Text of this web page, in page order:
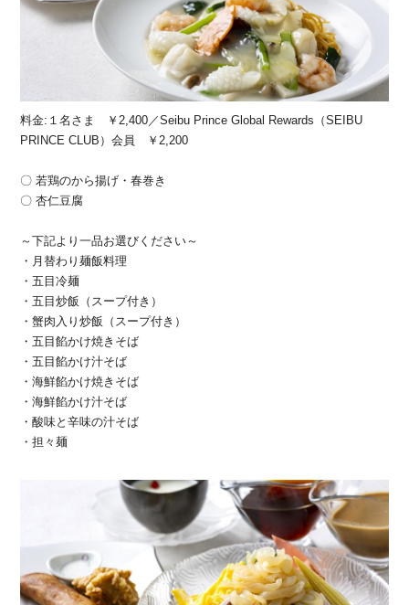
料金:１名さま ￥2,400／Seibu Prince Global Rewards（SEIBU
PRINCE CLUB）会員 ￥2,200
〇 若鶏のから揚げ・春巻き
〇 杏仁豆腐
～下記より一品お選びください～
・月替わり麺飯料理
・五目冷麺
・五目炒飯（スープ付き）
・蟹肉入り炒飯（スープ付き）
・五目餡かけ焼きそば
・五目餡かけ汁そば
・海鮮餡かけ焼きそば
・海鮮餡かけ汁そば
・酸味と辛味の汁そば
・担々麺